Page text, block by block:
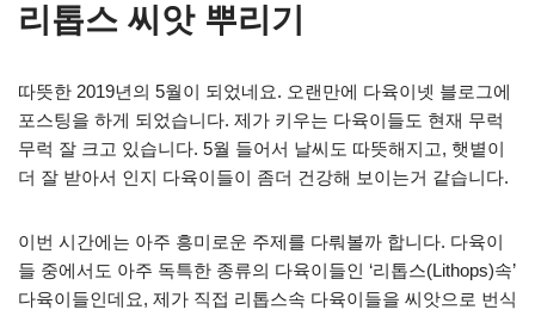
리톱스 씨앗 뿌리기
따뜻한 2019년의 5월이 되었네요. 오랜만에 다육이넷 블로그에
포스팅을 하게 되었습니다. 제가 키우는 다육이들도 현재 무럭
무럭 잘 크고 있습니다. 5월 들어서 날씨도 따뜻해지고, 햇볕이
더 잘 받아서 인지 다육이들이 좀더 건강해 보이는거 같습니다.
이번 시간에는 아주 흥미로운 주제를 다뤄볼까 합니다. 다육이
들 중에서도 아주 독특한 종류의 다육이들인 ‘리톱스(Lithops)속’
다육이들인데요, 제가 직접 리톱스속 다육이들을 씨앗으로 번식